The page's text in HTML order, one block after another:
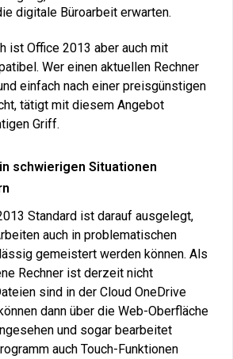
digitale Büroarbeit erwarten.
ist Office 2013 aber auch mit
Wer einen aktuellen Rechner
einfach nach einer preisgünstigen
tätigt mit diesem Angebot
Griff.
schwierigen Situationen
Standard ist darauf ausgelegt,
auch in problematischen
gemeistert werden können. Als
Rechner ist derzeit nicht
sind in der Cloud OneDrive
dann über die Web-Oberfläche
und sogar bearbeitet
auch Touch-Funktionen